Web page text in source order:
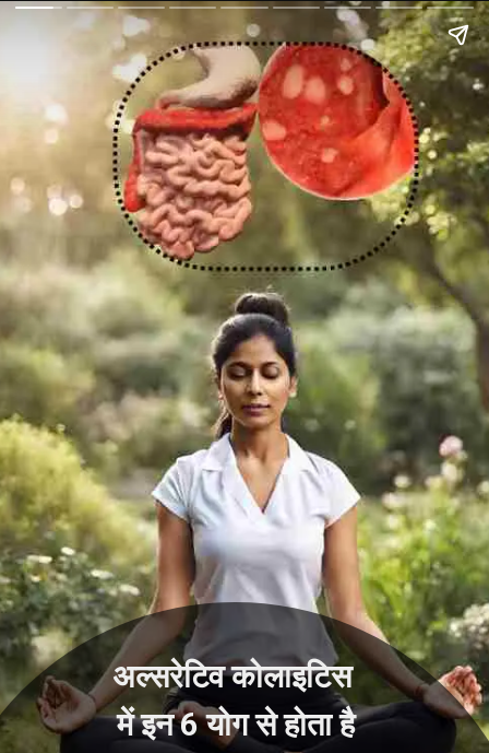
अल्सरेटिव कोलाइटिस
में इन 6 योग से होता है